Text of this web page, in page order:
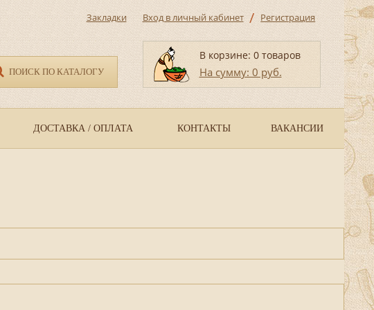
ПОИСК ПО КАТАЛОГУ
Закладки Вход в личный кабинет / Регистрация
В корзине: 0 товаров
На сумму: 0 руб.
ДОСТАВКА / ОПЛАТА КОНТАКТЫ ВАКАНСИИ